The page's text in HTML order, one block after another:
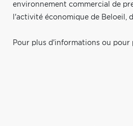
environnement commercial de
l'activité économique de Beloeil,
Pour plus d'informations ou pour